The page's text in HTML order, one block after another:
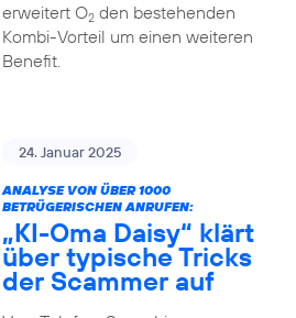
erweitert O2den bestehenden
Kombi-Vorteil um einen weiteren
Benefit.
24. Januar 2025
ANALYSE VON ÜBER 1000
BETRÜGERISCHEN ANRUFEN:
„KI-Oma Daisy“ klärt
über typische Tricks
der Scammer auf